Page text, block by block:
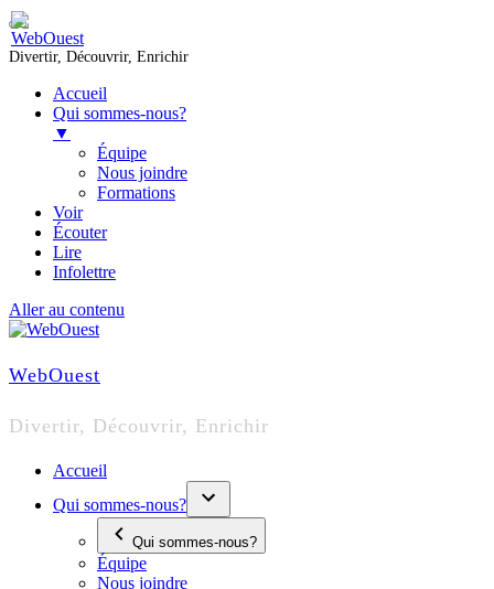
Divertir, Découvrir, Enrichir
Accueil
Qui sommes-nous?
▼
Équipe
Nous joindre
Formations
Voir
Écouter
Lire
Infolettre
Aller au contenu
WebOuest
Divertir, Découvrir, Enrichir
Accueil
Qui sommes-nous?
Qui sommes-nous?
Équipe
Nous joindre